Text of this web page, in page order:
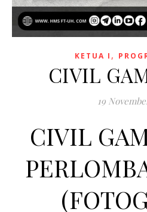
KETUA I ,
CIVIL
19
CIVIL